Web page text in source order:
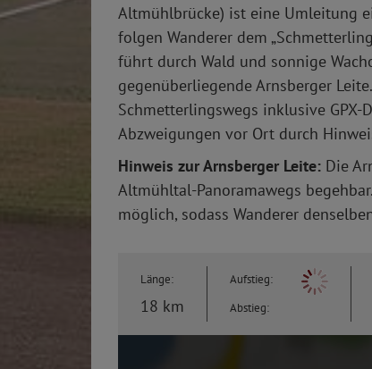
Altmühlbrücke) ist eine Umleitung
folgen Wanderer dem
führt durch Wald und sonnige
gegenüberliegende Arnsberger
Schmetterlingswegs inklusive GPX-
Abzweigungen vor Ort durch
Hinweis zur Arnsberger Leite: Die
Altmühltal-Panoramawegs
möglich, sodass Wanderer
Länge:
18 km
Aufstieg:
Abstieg: